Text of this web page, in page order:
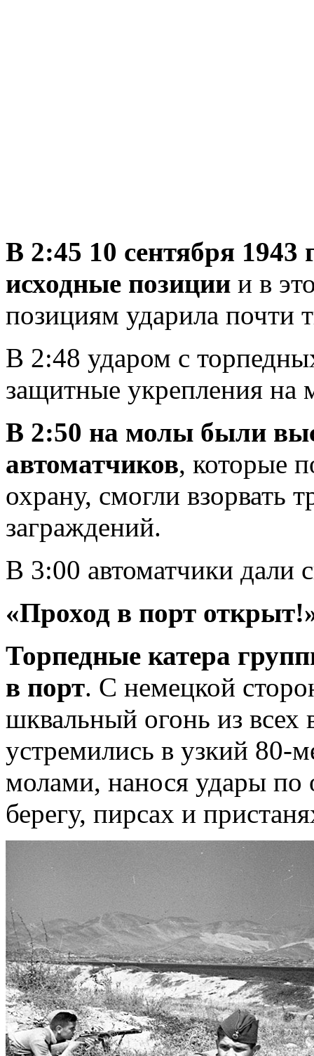
В 2:45 10 сентября
исходные позиции и в
позициям ударила почти
В 2:48 ударом с
защитные укрепления на
В 2:50 на молы были
автоматчиков, которые
охрану, смогли взорвать
заграждений.
В 3:00 автоматчики дали
«Проход в порт
Торпедные катера
в порт. С немецкой
шквальный огонь из
устремились в узкий 80-
молами, нанося удары
берегу, пирсах и